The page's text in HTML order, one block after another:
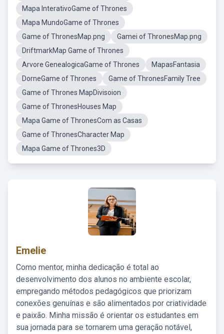
Mapa InterativoGame of Thrones
Mapa MundoGame of Thrones
Game of ThronesMap.png
Gamei of ThronesMap.png
DriftmarkMap Game of Thrones
Arvore GenealogicaGame of Thrones
MapasFantasia
DorneGame of Thrones
Game of ThronesFamily Tree
Game of Thrones MapDivisoion
Game of ThronesHouses Map
Mapa Game of ThronesCom as Casas
Game of ThronesCharacter Map
Mapa Game of Thrones3D
Emelie
Como mentor, minha dedicação é total ao
desenvolvimento dos alunos no ambiente escolar,
empregando métodos pedagógicos que priorizam
conexões genuínas e são alimentados por criatividade
e paixão. Minha missão é orientar os estudantes em
sua jornada para se tornarem uma geração notável,